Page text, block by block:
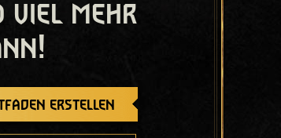
viel mehr
erstellen